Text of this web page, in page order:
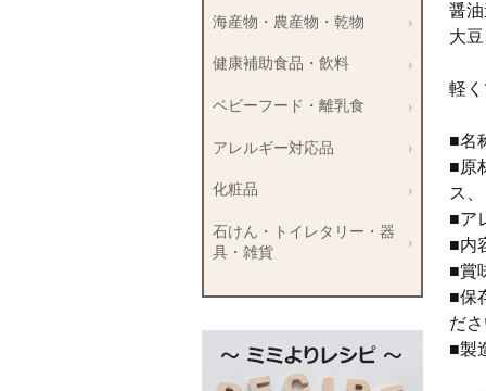
醤
大
軽
■名
■原
ス
■ア
■内
■賞
■保
だ
■製
海産物・農産物・乾物
健康補助食品・飲料
ベビーフード・離乳食
アレルギー対応品
化粧品
石けん・トイレタリー・器
具・雑貨